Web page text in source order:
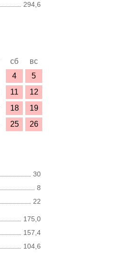
294,6
сб
вс
4
5
11
12
18
19
25
26
30
8
22
175,0
157,4
104,6